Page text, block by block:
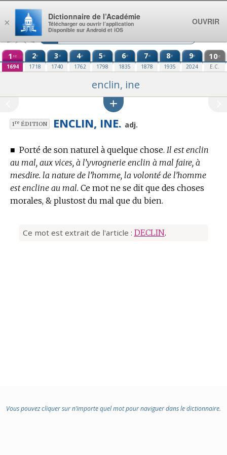
Aller au contenu
1 re
1694
2e
1718
3e
1740
4e
1762
5e
1798
6e
1835
7e
1878
8e
1935
9e
2024
10e
E.C.
enclin, ine
1reÉDITION ENCLIN, INE. adj.
■ Porté de son naturel à quelque chose. Il est enclin
au mal, aux vices, à l’yvrognerie enclin à mal faire, à
mesdire. la nature de l’homme, la volonté de l’homme
est encline au mal. Ce mot ne se dit que des choses
morales, & plustost du mal que du bien.
Ce mot est extrait de l'article : DECLIN.
Vous pouvez cliquer sur n’importe quel mot pour naviguer dans le dictionnaire.
×
Dictionnaire de l’Académie
Télécharger ou ouvrir l’application
Disponible sur Android et iOS
OUVRIR